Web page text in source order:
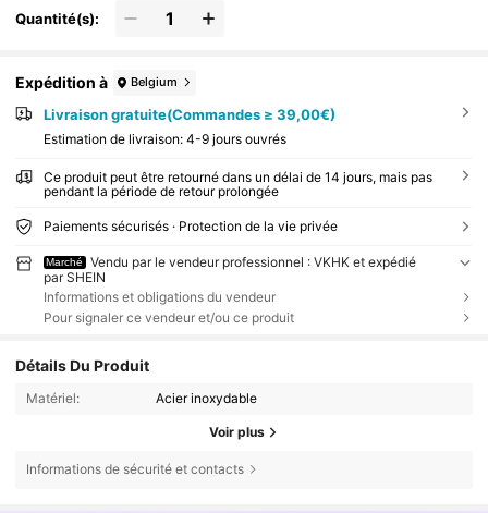
Quantité(s):
Expédition à Belgium
Livraison gratuite(Commandes ≥ 39,00€)
Estimation de livraison: 4-9 jours ouvrés
Ce produit peut être retourné dans un délai de 14 jours, mais pas
pendant la période de retour prolongée
Paiements sécurisés · Protection de la vie privée
Marché
Vendu par le vendeur professionnel : VKHK et expédié
par SHEIN
Informations et obligations du vendeur
Pour signaler ce vendeur et/ou ce produit
Détails Du Produit
Matériel: Acier inoxydable
Voir plus
Informations de sécurité et contacts